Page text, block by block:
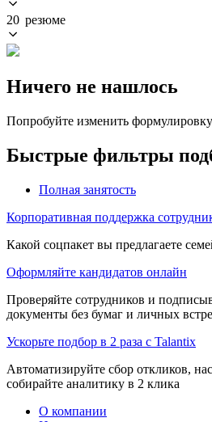
20 резюме
Ничего не нашлось
Попробуйте изменить
Быстрые фильтры
Полная занятость
Корпоративная поддержка
Какой соцпакет вы предлагаете
Оформляйте кандидатов онлайн
Проверяйте сотрудников и
документы без бумаг и личных
Ускорьте подбор в 2 раза с Talantix
Автоматизируйте сбор откликов,
собирайте аналитику в 2 клика
О компании